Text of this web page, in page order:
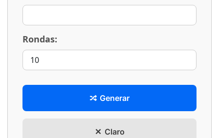
Rondas:
Generar
Claro